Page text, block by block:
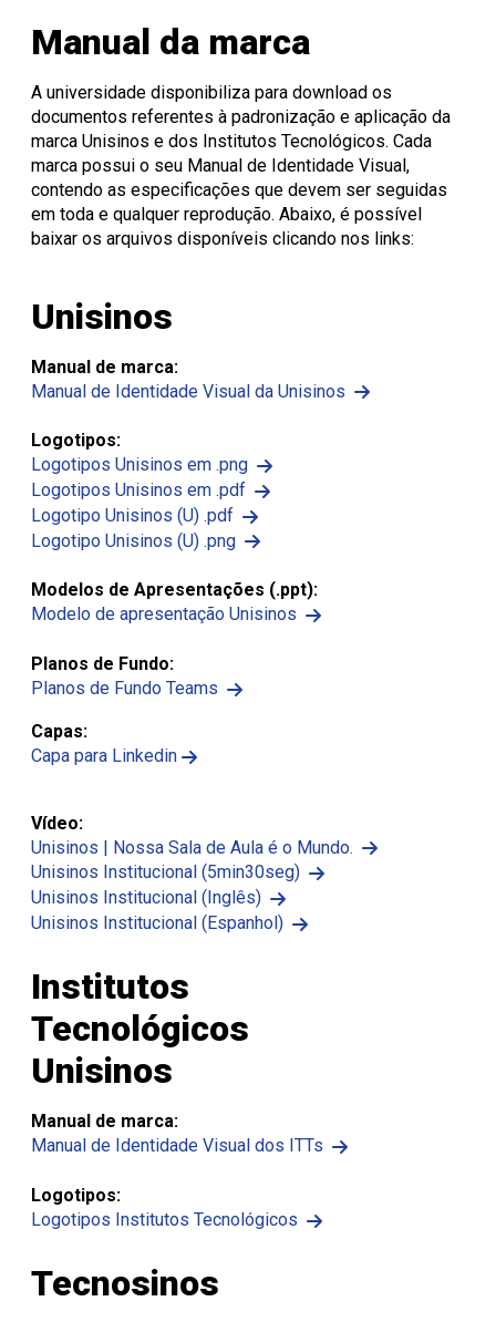
Porto Alegre
São Leopoldo
Informática
Editora Unisinos
Fundação Urbano
Consulta Lista de
Diplomas
Docência
PIBID
Residência
Pedagógica
Editais
Residência
Pedagógica
Apresentação
Comissão
no Uso de
Animais
Comitê
de Ética
em
Pesquisa
Apresentação
ISO 14001
SGA Unisinos
Relatórios e
Certificações
Comunicação
Ambiental
Procedimentos
Instruções
operacionais
Manual da marca
A universidade disponibiliza para download os
documentos referentes à padronização e aplicação da
marca Unisinos e dos Institutos Tecnológicos. Cada
marca possui o seu Manual de Identidade Visual,
contendo as especificações que devem ser seguidas
em toda e qualquer reprodução. Abaixo, é possível
baixar os arquivos disponíveis clicando nos links:
Unisinos
Manual de marca:
Manual de Identidade Visual da Unisinos
Logotipos:
Logotipos Unisinos em .png
Logotipos Unisinos em .pdf
Logotipo Unisinos (U) .pdf
Logotipo Unisinos (U) .png
Modelos de Apresentações (.ppt):
Modelo de apresentação Unisinos
Planos de Fundo:
Planos de Fundo Teams
Capas:
Capa para Linkedin
Vídeo:
Unisinos | Nossa Sala de Aula é o Mundo.
Unisinos Institucional (5min30seg)
Unisinos Institucional (Inglês)
Unisinos Institucional (Espanhol)
Institutos
Tecnológicos
Unisinos
Manual de marca:
Manual de Identidade Visual dos ITTs
Logotipos:
Logotipos Institutos Tecnológicos
Tecnosinos